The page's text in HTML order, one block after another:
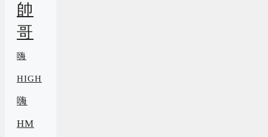
帥
哥
嗨
HIGH
嗨
HM